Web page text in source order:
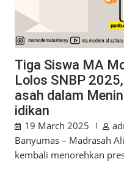
Tiga Siswa MA
Lolos SNBP
asah dalam
idikan
19 March 2025
Banyumas – Madrasah
kembali menorehkan